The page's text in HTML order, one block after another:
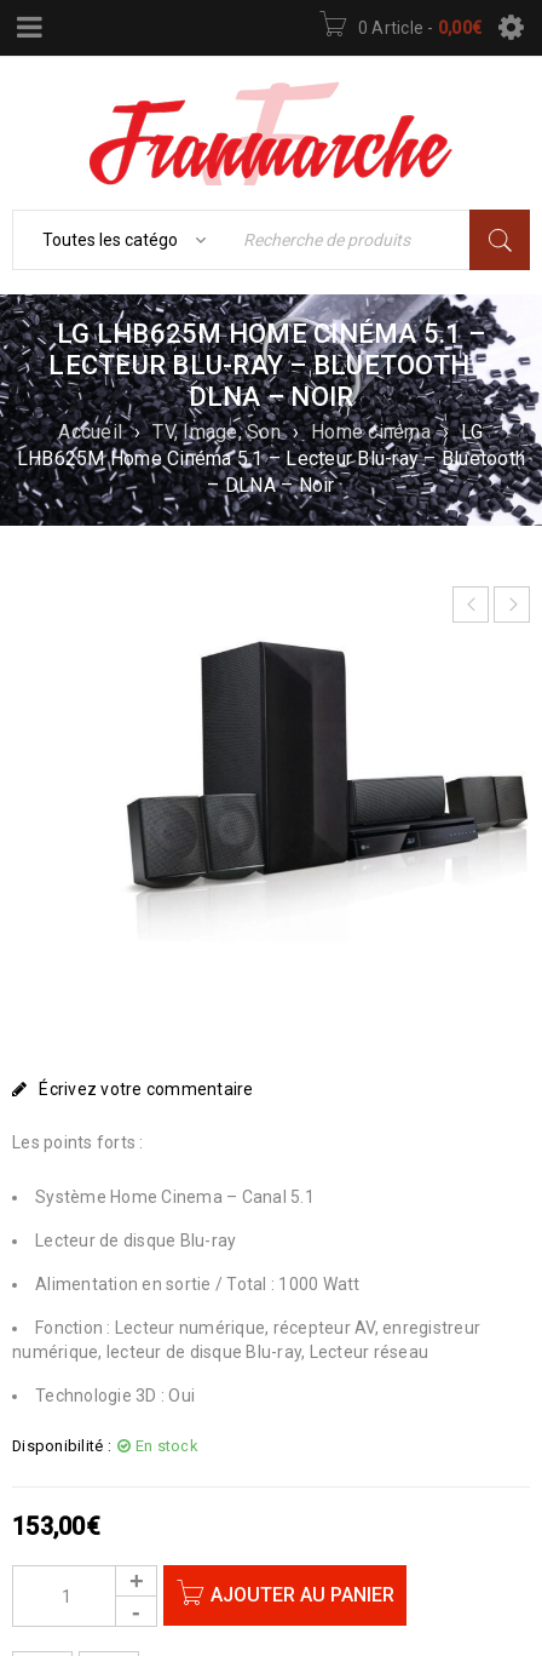
0 Article - 0,00€
LG LHB625M HOME CINÉMA 5.1 –
LECTEUR BLU-RAY – BLUETOOTH –
DLNA – NOIR
Accueil › TV, Image, Son › Home cinéma › LG
LHB625M Home Cinéma 5.1 – Lecteur Blu-ray – Bluetooth
– DLNA – Noir
Écrivez votre commentaire
Les points forts :
Système Home Cinema – Canal 5.1
Lecteur de disque Blu-ray
Alimentation en sortie / Total : 1000 Watt
Fonction : Lecteur numérique, récepteur AV, enregistreur
numérique, lecteur de disque Blu-ray, Lecteur réseau
Technologie 3D : Oui
Disponibilité : En stock
153,00€
AJOUTER AU PANIER